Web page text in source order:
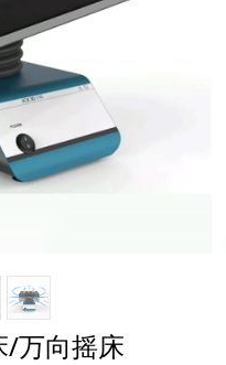
/万向摇床